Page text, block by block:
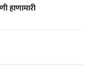
हाणामारी